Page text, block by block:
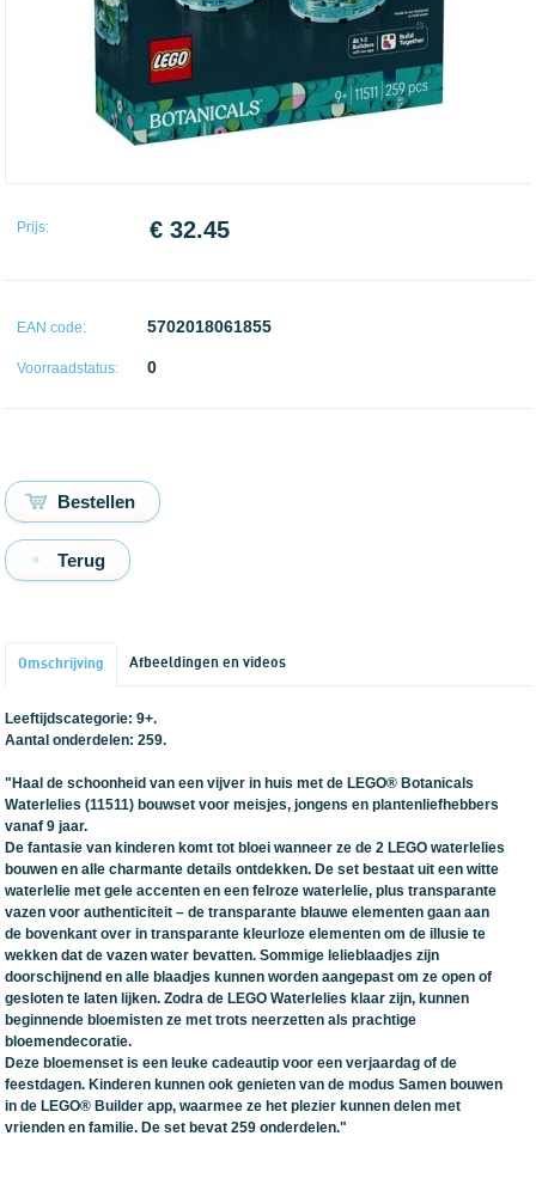
Prijs: € 32.45
EAN code: 5702018061855
Voorraadstatus: 0
Terug
Omschrijving Afbeeldingen en videos
Leeftijdscategorie: 9+.
Aantal onderdelen: 259.
"Haal de schoonheid van een vijver in huis met de LEGO® Botanicals
Waterlelies (11511) bouwset voor meisjes, jongens en plantenliefhebbers
vanaf 9 jaar.
De fantasie van kinderen komt tot bloei wanneer ze de 2 LEGO waterlelies
bouwen en alle charmante details ontdekken. De set bestaat uit een witte
waterlelie met gele accenten en een felroze waterlelie, plus transparante
vazen voor authenticiteit – de transparante blauwe elementen gaan aan
de bovenkant over in transparante kleurloze elementen om de illusie te
wekken dat de vazen water bevatten. Sommige lelieblaadjes zijn
doorschijnend en alle blaadjes kunnen worden aangepast om ze open of
gesloten te laten lijken. Zodra de LEGO Waterlelies klaar zijn, kunnen
beginnende bloemisten ze met trots neerzetten als prachtige
bloemendecoratie.
Deze bloemenset is een leuke cadeautip voor een verjaardag of de
feestdagen. Kinderen kunnen ook genieten van de modus Samen bouwen
in de LEGO® Builder app, waarmee ze het plezier kunnen delen met
vrienden en familie. De set bevat 259 onderdelen."